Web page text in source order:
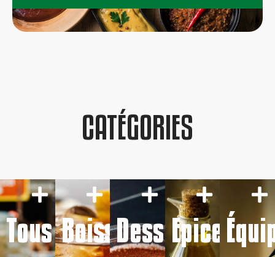
CATÉGORIES
Tous BoissonsDessertsEpicerie